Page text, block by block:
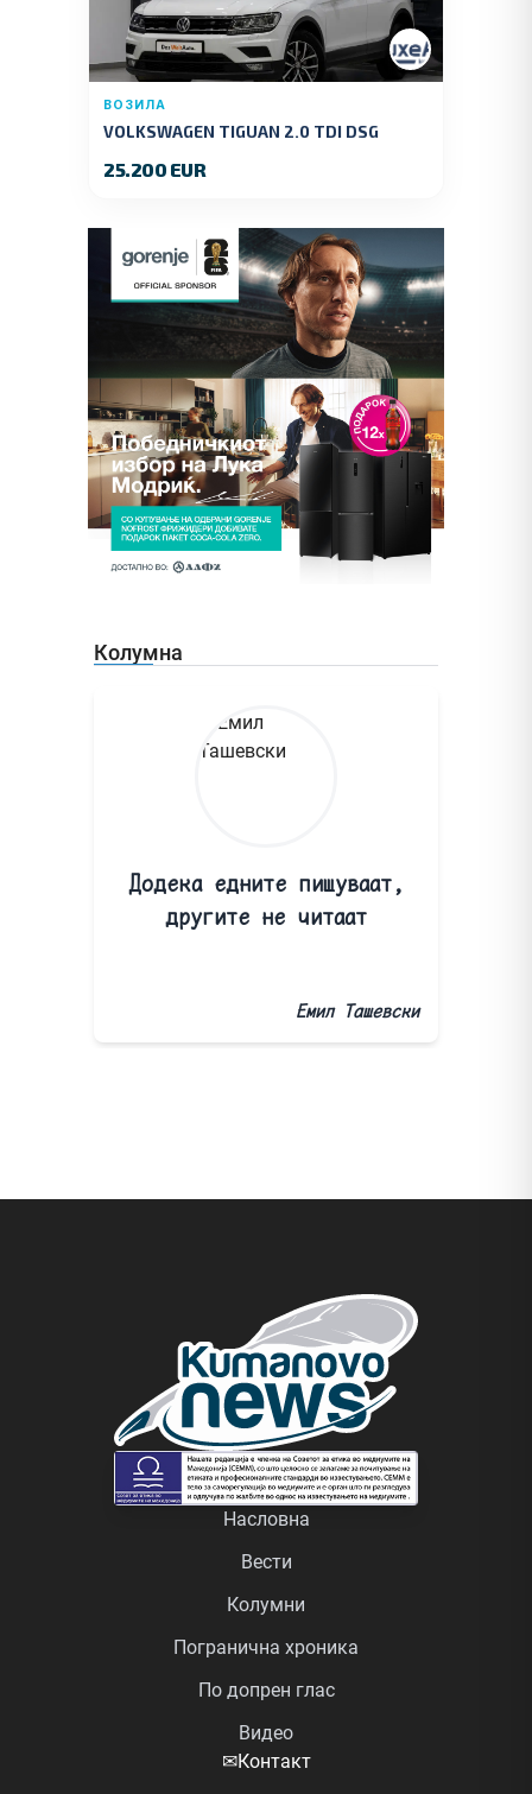
ВОЗИЛА
VOLKSWAGEN TIGUAN 2.0 TDI DSG
25.200 EUR
Колумна
Додека едните пишуваат,
другите не читаат
Емил Ташевски
Насловна
Вести
Колумни
Погранична хроника
По допрен глас
Видео
✉Контакт